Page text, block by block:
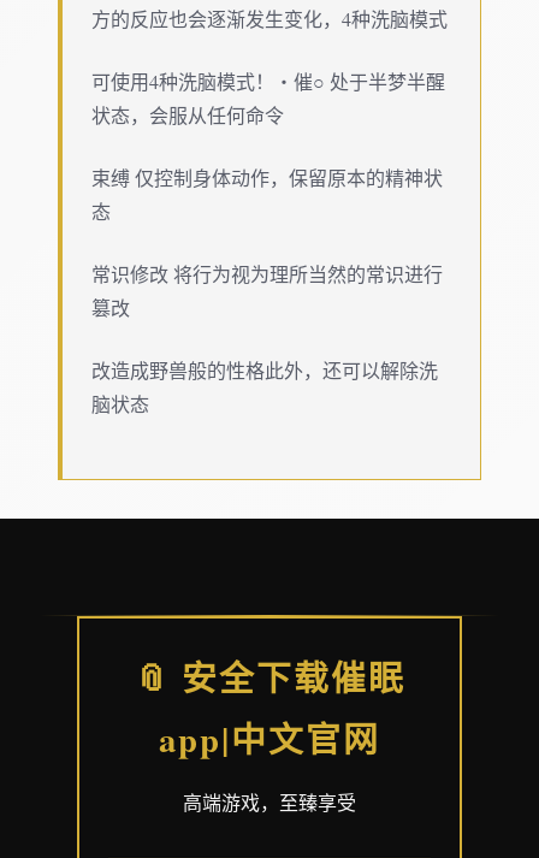
方的反应也会逐渐发生变化，4种洗脑模式
可使用4种洗脑模式！・催○ 处于半梦半醒
状态，会服从任何命令
束缚 仅控制身体动作，保留原本的精神状
态
常识修改 将行为视为理所当然的常识进行
篡改
改造成野兽般的性格此外，还可以解除洗
脑状态
📎 安全下载催眠
app|中文官网
高端游戏，至臻享受